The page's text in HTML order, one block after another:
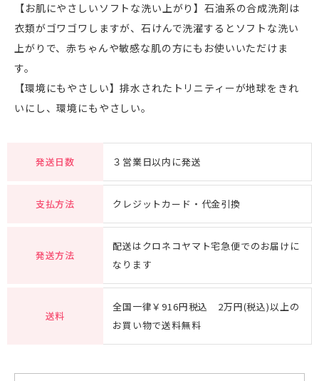
【お肌にやさしいソフトな洗い上がり】石油系の合成洗剤は
衣類がゴワゴワしますが、石けんで洗濯するとソフトな洗い
上がりで、赤ちゃんや敏感な肌の方にもお使いいただけま
す。
【環境にもやさしい】排水されたトリニティーが地球をきれ
いにし、環境にもやさしい。
発送日数 ３営業日以内に発送
支払方法 クレジットカード・代金引換
発送方法
配送はクロネコヤマト宅急便でのお届けに
なります
送料
全国一律￥916円税込 2万円(税込)以上の
お買い物で送料無料